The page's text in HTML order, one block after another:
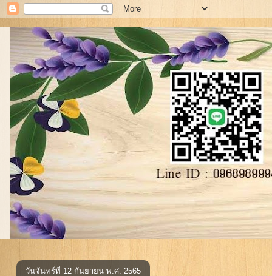
วันจันทร์ที่ 12 กันยายน พ.ศ. 2565